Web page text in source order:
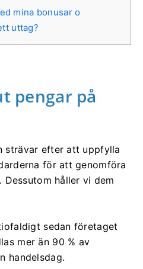
mina bonusar o
uttag?
pengar på
strävar efter att uppfylla
för att genomföra
håller vi dem
sedan företaget
mer än 90 % av
handelsdag.